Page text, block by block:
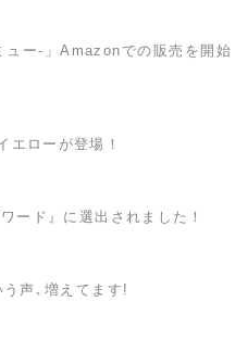
ュー-」Amazonでの販売を開始
エローが登場！
ード』に選出されました！
う声､増えてます!